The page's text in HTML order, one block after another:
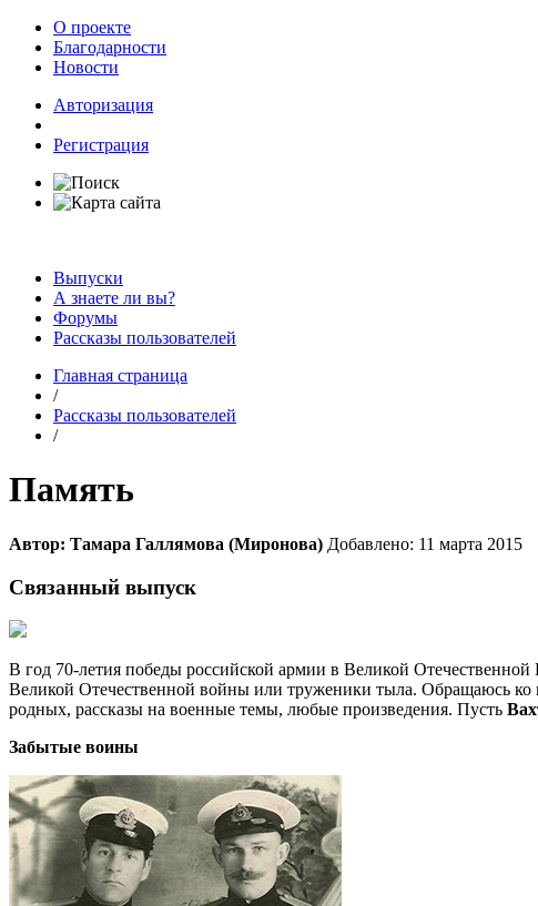
О проекте
Благодарности
Новости
Авторизация
Регистрация
Выпуски
А знаете ли вы?
Форумы
Рассказы пользователей
Главная страница
/
Рассказы пользователей
/
Память
Автор: Тамара Галлямова (Миронова) Добавлено: 11 марта 2015
Связанный выпуск
В год 70-летия победы российской армии в Великой
Великой Отечественной войны или труженики тыла. Обращаюсь ко
родных, рассказы на военные темы, любые произведения. Пусть
Забытые воины